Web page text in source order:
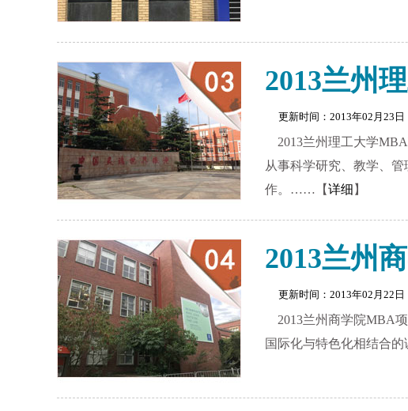
2013兰州
更新时间：2013年02月23
2013兰州理工大学
从事科学研究、教学、
作。……【详细 】
2013兰州
更新时间：2013年02月22
2013兰州商学院MBA
国际化与特色化相结合